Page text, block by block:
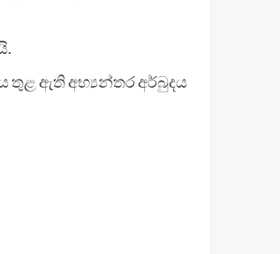
තුළ ඇති අභ්‍යන්තර අර්බුදය